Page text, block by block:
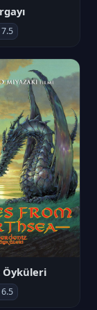
Öyküleri